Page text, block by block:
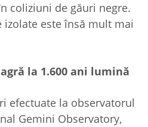
coliziuni de găuri negre.
este însă mult mai
la 1.600 ani lumină
efectuate la observatorul
Gemini Observatory,